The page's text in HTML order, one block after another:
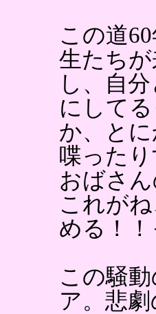
この道
生たち
し、自
にして
か、と
喋った
おばさ
これが
める！
この騒
ア。悲劇